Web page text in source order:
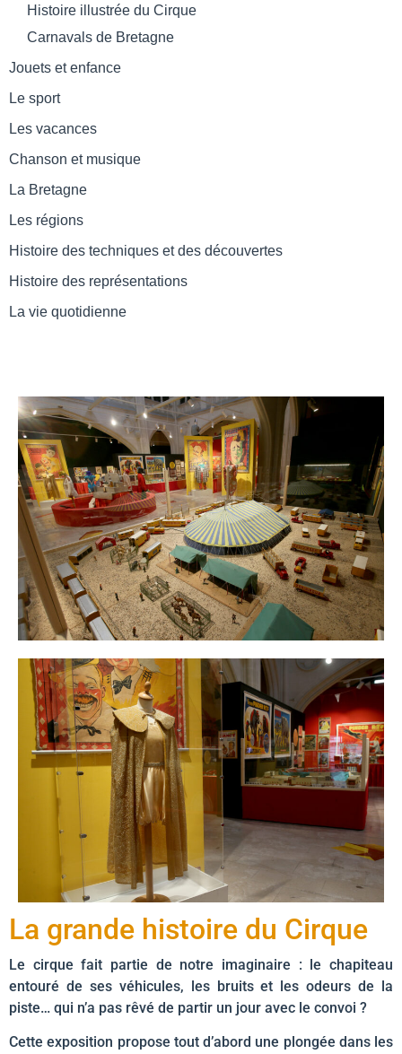
Histoire illustrée du Cirque
Carnavals de Bretagne
Jouets et enfance
Le sport
Les vacances
Chanson et musique
La Bretagne
Les régions
Histoire des techniques et des découvertes
Histoire des représentations
La vie quotidienne
La grande histoire du Cirque
Le cirque fait partie de notre imaginaire : le chapiteau
entouré de ses véhicules, les bruits et les odeurs de la
piste… qui n’a pas rêvé de partir un jour avec le convoi ?
Cette exposition propose tout d’abord une plongée dans les